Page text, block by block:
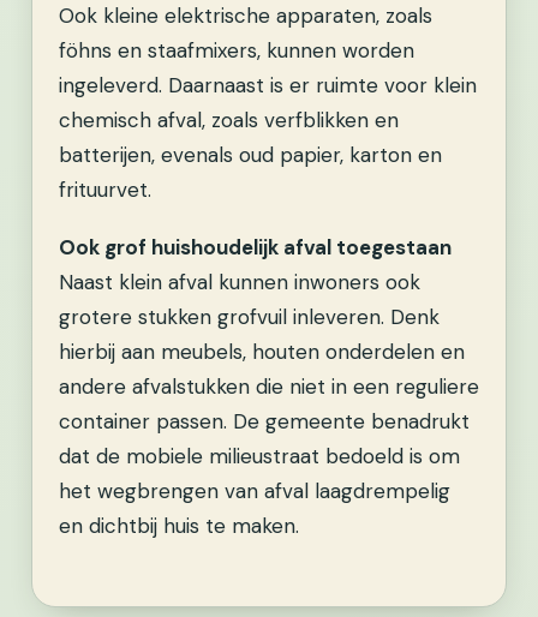
Ook kleine elektrische apparaten, zoals
föhns en staafmixers, kunnen worden
ingeleverd. Daarnaast is er ruimte voor klein
chemisch afval, zoals verfblikken en
batterijen, evenals oud papier, karton en
frituurvet.
Ook grof huishoudelijk afval toegestaan
Naast klein afval kunnen inwoners ook
grotere stukken grofvuil inleveren. Denk
hierbij aan meubels, houten onderdelen en
andere afvalstukken die niet in een reguliere
container passen. De gemeente benadrukt
dat de mobiele milieustraat bedoeld is om
het wegbrengen van afval laagdrempelig
en dichtbij huis te maken.